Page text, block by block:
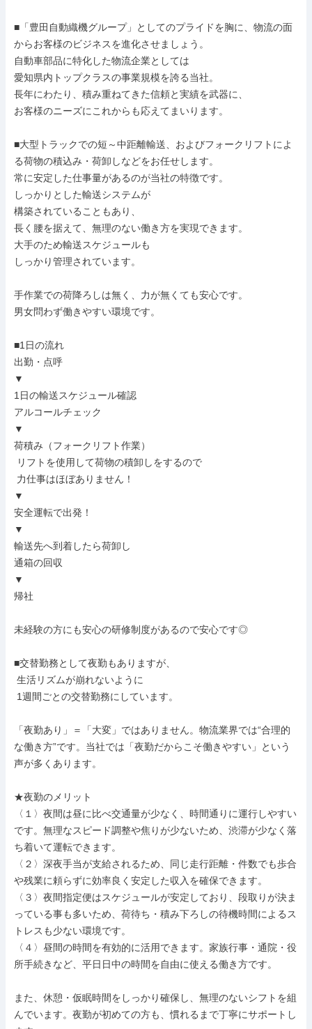
■「豊田自動織機グループ」としてのプライドを胸に、物流の面
からお客様のビジネスを進化させましょう。
自動車部品に特化した物流企業としては
愛知県内トップクラスの事業規模を誇る当社。
長年にわたり、積み重ねてきた信頼と実績を武器に、
お客様のニーズにこれからも応えてまいります。
■大型トラックでの短～中距離輸送、およびフォークリフトによ
る荷物の積込み・荷卸しなどをお任せします。
常に安定した仕事量があるのが当社の特徴です。
しっかりとした輸送システムが
構築されていることもあり、
長く腰を据えて、無理のない働き方を実現できます。
大手のため輸送スケジュールも
しっかり管理されています。
手作業での荷降ろしは無く、力が無くても安心です。
男女問わず働きやすい環境です。
■1日の流れ
出勤・点呼
▼
1日の輸送スケジュール確認
アルコールチェック
▼
荷積み（フォークリフト作業）
▼
安全運転で出発！
▼
輸送先へ到着したら荷卸し
通箱の回収
▼
帰社
未経験の方にも安心の研修制度があるので安心です◎
■交替勤務として夜勤もありますが、
「夜勤あり」＝「大変」ではありません。物流業界では“合理的
な働き方”です。当社では「夜勤だからこそ働きやすい」という
声が多くあります。
★夜勤のメリット
〈１〉夜間は昼に比べ交通量が少なく、時間通りに運行しやすい
です。無理なスピード調整や焦りが少ないため、渋滞が少なく落
ち着いて運転できます。
〈２〉深夜手当が支給されるため、同じ走行距離・件数でも歩合
や残業に頼らずに効率良く安定した収入を確保できます。
〈３〉夜間指定便はスケジュールが安定しており、段取りが決ま
っている事も多いため、荷待ち・積み下ろしの待機時間によるス
トレスも少ない環境です。
〈４〉昼間の時間を有効的に活用できます。家族行事・通院・役
所手続きなど、平日日中の時間を自由に使える働き方です。
また、休憩・仮眠時間をしっかり確保し、無理のないシフトを組
んでいます。夜勤が初めての方も、慣れるまで丁寧にサポートし